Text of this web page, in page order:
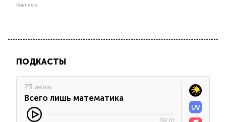
Реклама
ПОДКАСТЫ
23 июля
Всего лишь математика
38:01